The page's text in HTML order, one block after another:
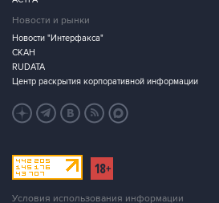
Новости "Интерфакса"
СКАН
RUDATA
Центр раскрытия корпоративной информации
Условия использования информации
Выходные данные
Дизайн – Motka.ru